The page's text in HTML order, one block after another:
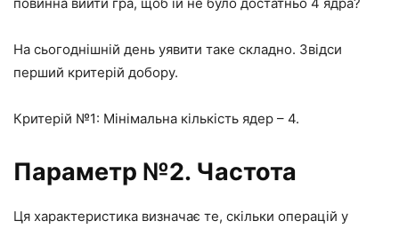
На сьогоднішній день уявити таке складно. Звідси
перший критерій добору.
Критерій №1: Мінімальна кількість ядер – 4.
Параметр №2. Частота
Ця характеристика визначає те, скільки операцій у